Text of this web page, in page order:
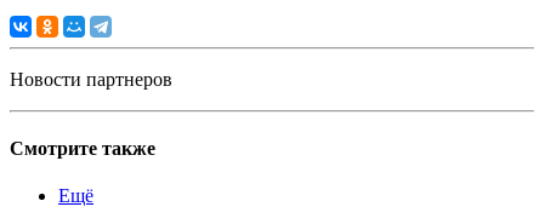
Новости партнеров
Смотрите также
Ещё